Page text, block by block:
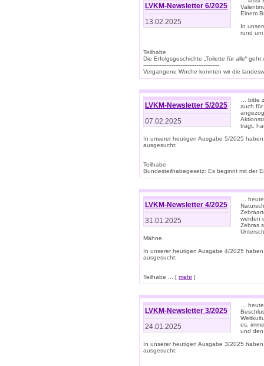
LVKM-Newsletter 6/2025
13.02.2025
Einem
In
rund
Teilhabe
Die Erfolgsgeschichte „Toilette für alle“
-------------------------------------------
Vergangene Woche konnten wir die
LVKM-Newsletter 5/2025
07.02.2025
… bitte
auch für
trägt,
In unserer heutigen Ausgabe 5/2025
ausgesucht:
Teilhabe
Bundesteilhabegesetz: Es beginnt mit der
LVKM-Newsletter 4/2025
31.01.2025
…
werden
Zebras
Mähne.
In unserer heutigen Ausgabe 4/2025
ausgesucht:
Teilhabe ... [ mehr]
LVKM-Newsletter 3/2025
24.01.2025
…
es,
und
In unserer heutigen Ausgabe 3/2025
ausgesucht: